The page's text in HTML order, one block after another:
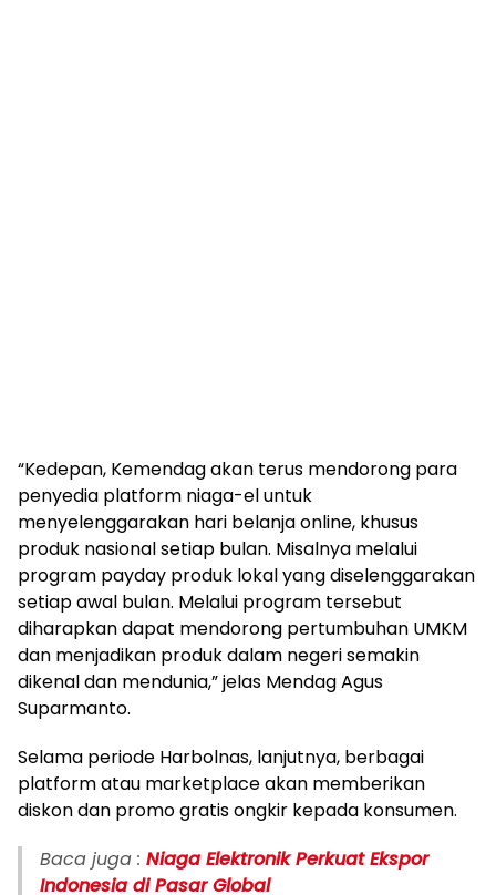
“Kedepan, Kemendag akan terus mendorong para
penyedia platform niaga-el untuk
menyelenggarakan hari belanja online, khusus
produk nasional setiap bulan. Misalnya melalui
program payday produk lokal yang diselenggarakan
setiap awal bulan. Melalui program tersebut
diharapkan dapat mendorong pertumbuhan UMKM
dan menjadikan produk dalam negeri semakin
dikenal dan mendunia,” jelas Mendag Agus
Suparmanto.
Selama periode Harbolnas, lanjutnya, berbagai
platform atau marketplace akan memberikan
diskon dan promo gratis ongkir kepada konsumen.
Baca juga : Niaga Elektronik Perkuat Ekspor
Indonesia di Pasar Global